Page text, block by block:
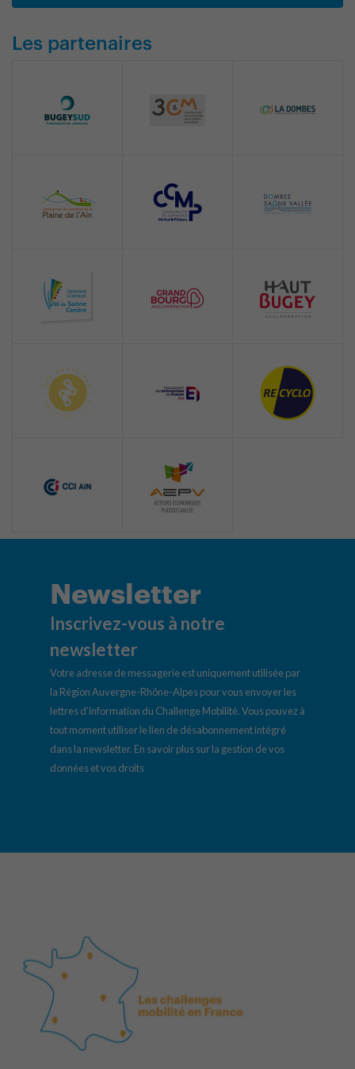
Les partenaires
Newsletter
Inscrivez-vous à notre
newsletter
Votre adresse de messagerie est uniquement utilisée par
la Région Auvergne-Rhône-Alpes pour vous envoyer les
lettres d’information du Challenge Mobilité. Vous pouvez à
tout moment utiliser le lien de désabonnement intégré
dans la newsletter. En savoir plus sur la gestion de vos
données et vos droits